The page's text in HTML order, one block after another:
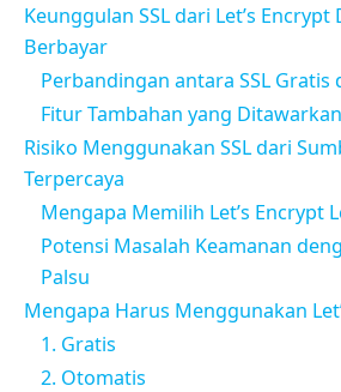
Keunggulan SSL dari Let’s Encrypt
Berbayar
Perbandingan antara SSL Gratis
Fitur Tambahan yang
Risiko Menggunakan SSL dari
Terpercaya
Mengapa Memilih Let’s Encrypt
Potensi Masalah Keamanan
Palsu
Mengapa Harus Menggunakan
1. Gratis
2. Otomatis